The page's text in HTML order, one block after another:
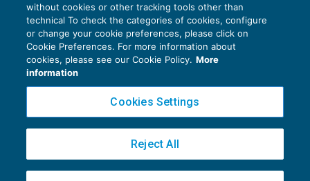
Privacy Policy
Cookie Policy
Copyright 2016 ©Gruppo Euroconference S.p.A.v2.32.4
Piazza Luigi Einaudi, 10N01 - 20124 Milano - info@ecnews.it
without cookies or other tracking tools other than
technical To check the categories of cookies, configure
or change your cookie preferences, please click on
Cookie Preferences. For more information about
cookies, please see our Cookie Policy. More
information
Cookies Settings
Reject All